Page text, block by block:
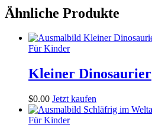
Ähnliche Produkte
Für Kinder
Kleiner Dinosaurier
$0.00 Jetzt kaufen
Für Kinder